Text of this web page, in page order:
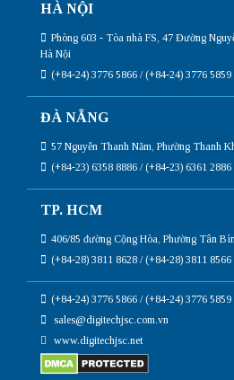
HÀ NỘI
Phòng 603 - Tòa nhà FS, 47 Đường
Hà Nội
(+84-24) 3776 5866 / (+84-24) 3776 5859
ĐÀ NẴNG
57 Nguyễn Thanh Năm, Phường Thanh
(+84-23) 6358 8886 / (+84-23) 6361 2886
TP. HCM
406/85 đường Cộng Hòa, Phường Tân
(+84-28) 3811 8628 / (+84-28) 3811 8566
(+84-24) 3776 5866 / (+84-24) 3776 5859
sales@digitechjsc.com.vn
www.digitechjsc.net